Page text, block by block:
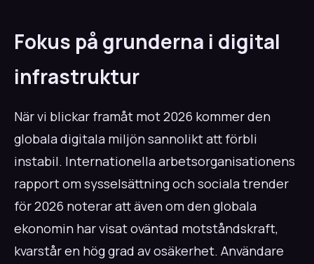
Fokus på grunderna i digital
infrastruktur
När vi blickar framåt mot 2026 kommer den
globala digitala miljön sannolikt att förbli
instabil. Internationella arbetsorganisationens
rapport om sysselsättning och sociala trender
för 2026 noterar att även om den globala
ekonomin har visat oväntad motståndskraft,
kvarstår en hög grad av osäkerhet. Användare